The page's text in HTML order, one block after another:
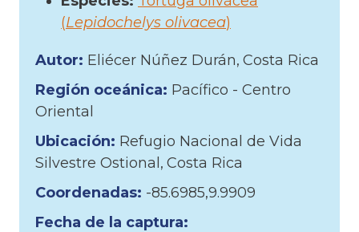
(Lepidochelys olivacea)
Autor: Eliécer Núñez Durán Costa Rica
Región oceánica: Pacífico - Centro
Oriental
Ubicación: Refugio Nacional de Vida
Silvestre Ostional
Costa Rica
Coordenadas: -85.6985,9.9909
Fecha de la captura: